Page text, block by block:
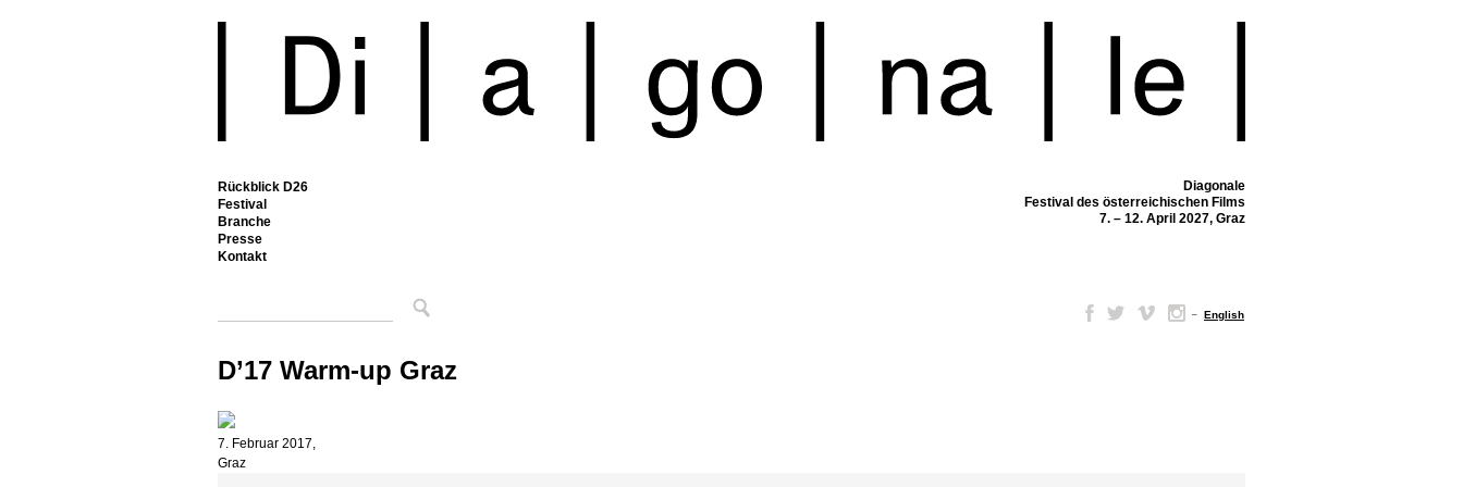
Rückblick D26
Festival
Branche
Presse
Kontakt
Diagonale
Festival des österreichischen Films
7. – 12. April 2027, Graz
– English
D’17 Warm-up Graz
7. Februar 2017,
Graz